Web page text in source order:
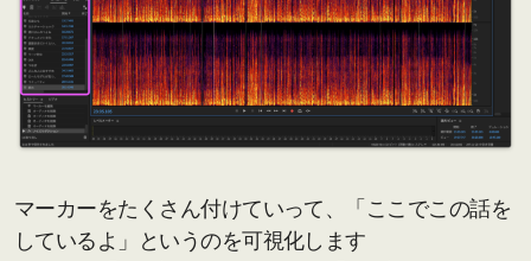
マーカーをたくさん付けていって、「ここでこの話を
しているよ」というのを可視化します